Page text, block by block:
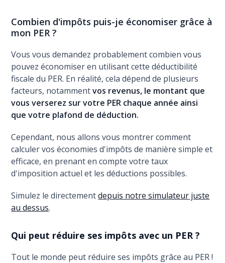
Combien d'impôts puis-je économiser grâce à
mon PER ?
Vous vous demandez probablement combien vous
pouvez économiser en utilisant cette déductibilité
fiscale du PER. En réalité, cela dépend de plusieurs
facteurs, notammentvos revenus, le montant que
vous verserez sur votre PER chaque année ainsi
que votre plafond de déduction.
Cependant, nous allons vous montrer comment
calculer vos économies d'impôts de manière simple et
efficace, en prenant en compte votre taux
d'imposition actuel et les déductions possibles.
Simulez le directementdepuis notre simulateur juste
au dessus.
Qui peut réduire ses impôts avec un PER ?
Tout le monde peut réduire ses impôts grâce au PER !